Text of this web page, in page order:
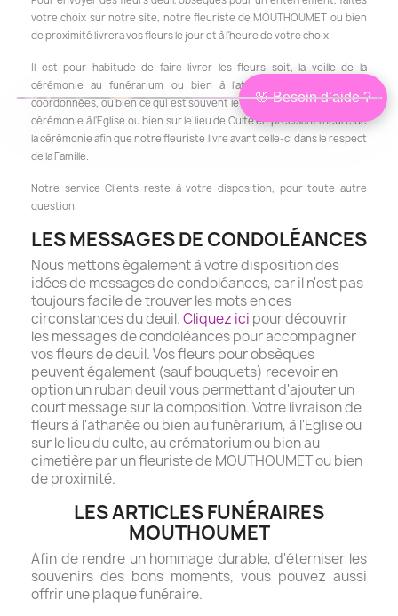
votre choix sur notre site, notre fleuriste de MOUTHOUMET ou bien
de proximité livrera vos fleurs le jour et à l'heure de votre choix.
Il est pour habitude de faire livrer les fleurs soit, la veille de la
cérémonie au funérarium ou bien à l'athanée si l'on en a les
coordonnées, ou bien ce qui est souvent le plus approprié le jour de la
cérémonie à l'Eglise ou bien sur le lieu de Culte en précisant l'heure de
la cérémonie afin que notre fleuriste livre avant celle-ci dans le respect
de la Famille.
Notre service Clients reste à votre disposition, pour toute autre
question.
LES MESSAGES DE CONDOLÉANCES
Nous mettons également à votre disposition des
idées de messages de condoléances, car il n'est pas
toujours facile de trouver les mots en ces
circonstances du deuil.Cliquez ici pour découvrir
les messages de condoléances pour accompagner
vos fleurs de deuil. Vos fleurs pour obsèques
peuvent également (sauf bouquets) recevoir en
option un ruban deuil vous permettant d'ajouter un
court message sur la composition.Votre livraison de
fleurs à l'athanée ou bien au funérarium, à l'Eglise ou
sur le lieu du culte, au crématorium ou bien au
cimetière par un fleuriste de MOUTHOUMET ou bien
de proximité.
LES ARTICLES FUNÉRAIRES
MOUTHOUMET
Afin de rendre un hommage durable, d'éterniser les
souvenirs des bons moments, vous pouvez aussi
offrir une plaque funéraire.
🌸 Besoin d’aide ?
×
Bonjour,
je suis Isabelle
Conseillère
Je préfère choisir seul